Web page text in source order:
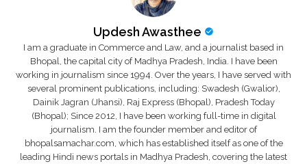
Updesh Awasthee
I am a graduate in Commerce and Law, and a journalist based in
Bhopal, the capital city of Madhya Pradesh, India. I have been
working in journalism since 1994. Over the years, I have served with
several prominent publications, including: Swadesh (Gwalior),
Dainik Jagran (Jhansi), Raj Express (Bhopal), Pradesh Today
(Bhopal); Since 2012, I have been working full-time in digital
journalism. I am the founder member and editor of
bhopalsamachar.com, which has established itself as one of the
leading Hindi news portals in Madhya Pradesh, covering the latest